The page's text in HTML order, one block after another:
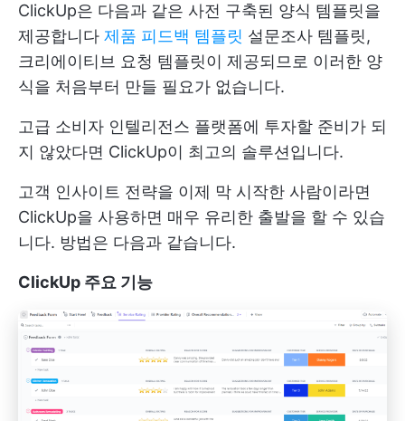
ClickUp은 다음과 같은 사전 구축된 양식 템플릿을
제공합니다 제품 피드백 템플릿 설문조사 템플릿,
크리에이티브 요청 템플릿이 제공되므로 이러한 양
식을 처음부터 만들 필요가 없습니다.
고급 소비자 인텔리전스 플랫폼에 투자할 준비가 되
지 않았다면 ClickUp이 최고의 솔루션입니다.
고객 인사이트 전략을 이제 막 시작한 사람이라면
ClickUp을 사용하면 매우 유리한 출발을 할 수 있습
니다. 방법은 다음과 같습니다.
ClickUp 주요 기능